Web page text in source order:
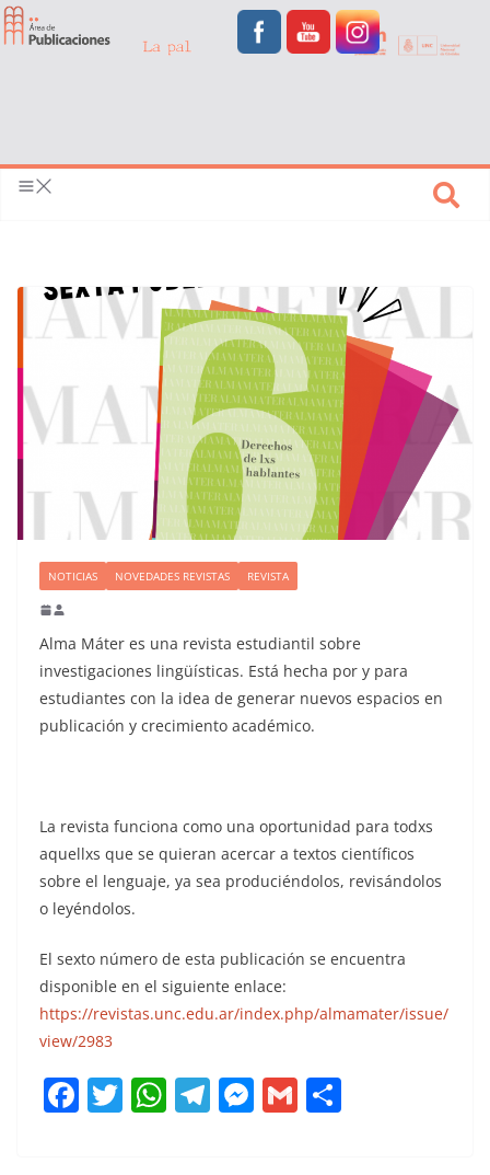
NOTICIAS NOVEDADES REVISTAS REVISTA
Alma Máter es una revista estudiantil sobre
investigaciones lingüísticas. Está hecha por y para
estudiantes con la idea de generar nuevos espacios en
publicación y crecimiento académico.
La revista funciona como una oportunidad para todxs
aquellxs que se quieran acercar a textos científicos
sobre el lenguaje, ya sea produciéndolos, revisándolos
o leyéndolos.
El sexto número de esta publicación se encuentra
disponible en el siguiente enlace:
https://revistas.unc.edu.ar/index.php/almamater/issue/
view/2983
F T W T M G